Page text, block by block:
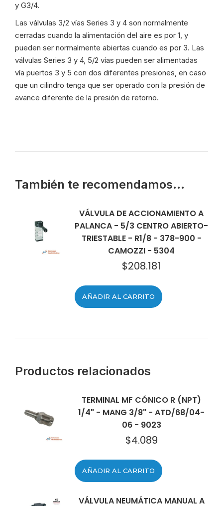
y G3/4.
Las válvulas 3/2 vías Series 3 y 4 son normalmente
cerradas cuando la alimentación del aire es por 1, y
pueden ser normalmente abiertas cuando es por 3. Las
válvulas Series 3 y 4, 5/2 vías pueden ser alimentadas
vía puertos 3 y 5 con dos diferentes presiones, en caso
que un cilindro tenga que ser operado con la presión de
avance diferente de la presión de retorno.
También te recomendamos…
VÁLVULA DE ACCIONAMIENTO A
PALANCA - 5/3 CENTRO ABIERTO-
TRIESTABLE - R1/8 - 378-900 -
CAMOZZI - 5304
$208.181
AÑADIR AL CARRITO
Productos relacionados
TERMINAL MF CÓNICO R (NPT)
1/4" - MANG 3/8" - ATD/68/04-
06 - 9023
$4.089
AÑADIR AL CARRITO
VÁLVULA NEUMÁTICA MANUAL A